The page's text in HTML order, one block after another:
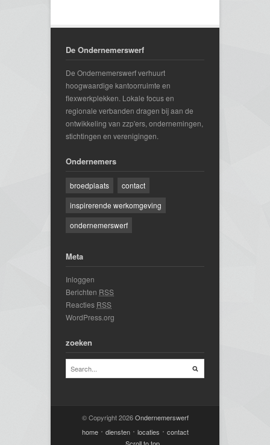
De Ondernemerswerf
De Ondernemerswerf verhuurt
hoogwaardige kantoorruimte en
flexwerkplekken. Lokale focus en
regionale verbanden dragen bij aan de
ontwikkeling van zzp'ers, ondernemingen,
stichtingen en verenigingen.
Ondernemers
broedplaats
contact
inspirerende werkomgeving
ondernemerswerf
Meta
Inloggen
Berichten RSS
Reacties RSS
WordPress.org
zoeken
© Copyright 2026Ondernemerswerf
home
diensten locaties
contact